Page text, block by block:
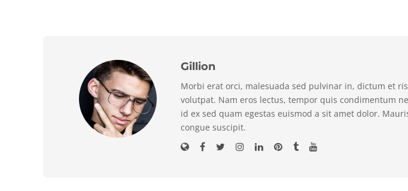
Gillion
Morbi erat orci, malesuada sed pulvinar in, dictum et
volutpat. Nam eros lectus, tempor quis condimentum
id ex sed quam egestas euismod a sit amet dolor.
congue suscipit.